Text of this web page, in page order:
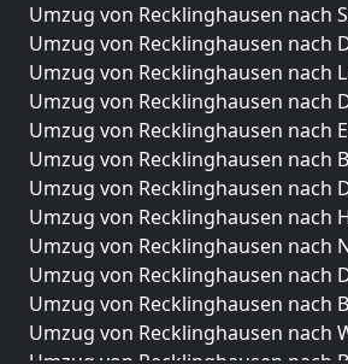
Umzug von Recklinghausen nach
Umzug von Recklinghausen nach
Umzug von Recklinghausen nach
Umzug von Recklinghausen nach
Umzug von Recklinghausen nach
Umzug von Recklinghausen nach
Umzug von Recklinghausen nach
Umzug von Recklinghausen nach
Umzug von Recklinghausen nach
Umzug von Recklinghausen nach
Umzug von Recklinghausen nach
Umzug von Recklinghausen nach